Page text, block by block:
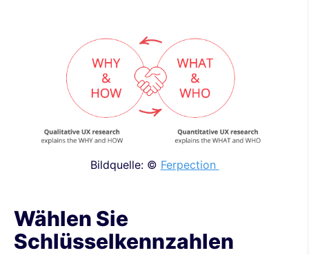
Bildquelle: © Ferpection
Wählen Sie
Schlüsselkennzahlen